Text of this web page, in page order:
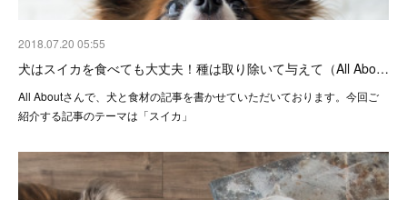
2018.07.20 05:55
犬はスイカを食べても大丈夫！種は取り除いて与えて（All Abo…
All Aboutさんで、犬と食材の記事を書かせていただいております。今回ご
紹介する記事のテーマは「スイカ」